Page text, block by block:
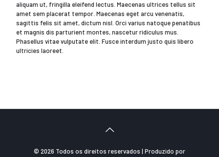
aliquam ut, fringilla eleifend lectus. Maecenas ultrices tellus sit
amet sem placerat tempor. Maecenas eget arcu venenatis,
sagittis felis sit amet, dictum nisl. Orci varius natoque penatibus
et magnis dis parturient montes, nascetur ridiculus mus.
Phasellus vitae vulputate elit. Fusce interdum justo quis libero
ultricies laoreet.
© 2026 Todos os direitos reservados | Produzido por